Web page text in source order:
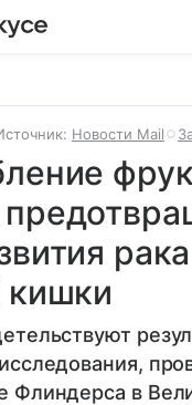
Новости Mail
рака
кишки
Флиндерса в